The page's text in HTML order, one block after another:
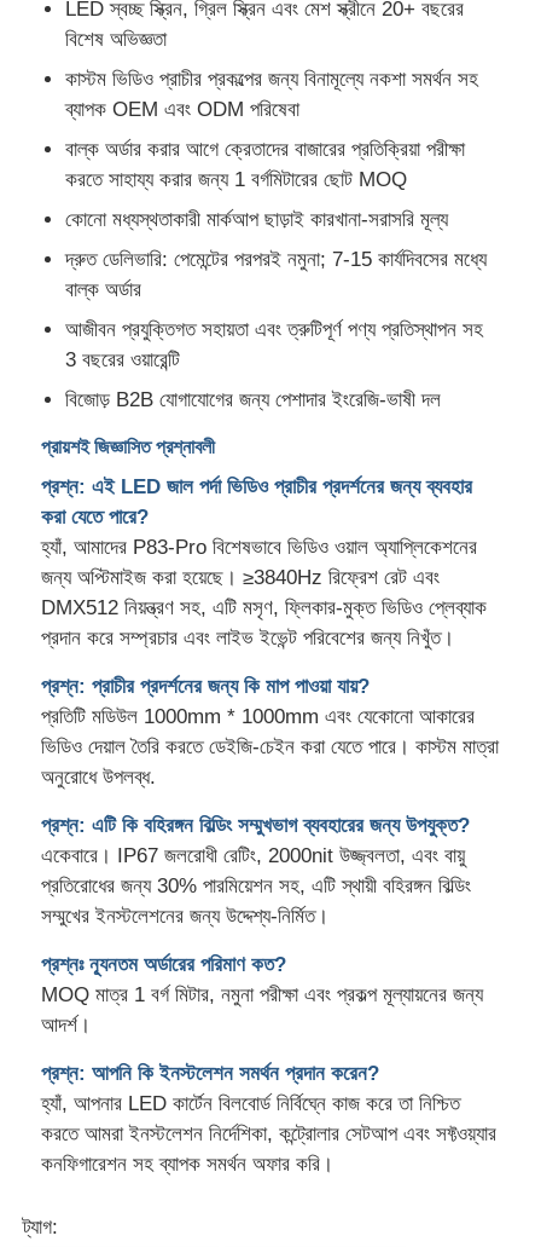
LED স্বচ্ছ স্ক্রিন, গ্রিল স্ক্রিন এবং মেশ স্ক্রীনে 20+ বছরের
বিশেষ অভিজ্ঞতা
কাস্টম ভিডিও প্রাচীর প্রকল্পের জন্য বিনামূল্যে নকশা সমর্থন সহ
ব্যাপক OEM এবং ODM পরিষেবা
বাল্ক অর্ডার করার আগে ক্রেতাদের বাজারের প্রতিক্রিয়া পরীক্ষা
করতে সাহায্য করার জন্য 1 বর্গমিটারের ছোট MOQ
কোনো মধ্যস্থতাকারী মার্কআপ ছাড়াই কারখানা-সরাসরি মূল্য
দ্রুত ডেলিভারি: পেমেন্টের পরপরই নমুনা; 7-15 কার্যদিবসের মধ্যে
বাল্ক অর্ডার
আজীবন প্রযুক্তিগত সহায়তা এবং ত্রুটিপূর্ণ পণ্য প্রতিস্থাপন সহ
3 বছরের ওয়ারেন্টি
বিজোড় B2B যোগাযোগের জন্য পেশাদার ইংরেজি-ভাষী দল
প্রায়শই জিজ্ঞাসিত প্রশ্নাবলী
প্রশ্ন: এই LED জাল পর্দা ভিডিও প্রাচীর প্রদর্শনের জন্য ব্যবহার
করা যেতে পারে?
হ্যাঁ, আমাদের P83-Pro বিশেষভাবে ভিডিও ওয়াল অ্যাপ্লিকেশনের
জন্য অপ্টিমাইজ করা হয়েছে। ≥3840Hz রিফ্রেশ রেট এবং
DMX512 নিয়ন্ত্রণ সহ, এটি মসৃণ, ফ্লিকার-মুক্ত ভিডিও প্লেব্যাক
প্রদান করে সম্প্রচার এবং লাইভ ইভেন্ট পরিবেশের জন্য নিখুঁত।
প্রশ্ন: প্রাচীর প্রদর্শনের জন্য কি মাপ পাওয়া যায়?
প্রতিটি মডিউল 1000mm * 1000mm এবং যেকোনো আকারের
ভিডিও দেয়াল তৈরি করতে ডেইজি-চেইন করা যেতে পারে। কাস্টম মাত্রা
অনুরোধে উপলব্ধ.
প্রশ্ন: এটি কি বহিরঙ্গন বিল্ডিং সম্মুখভাগ ব্যবহারের জন্য উপযুক্ত?
একেবারে। IP67 জলরোধী রেটিং, 2000nit উজ্জ্বলতা, এবং বায়ু
প্রতিরোধের জন্য 30% পারমিয়েশন সহ, এটি স্থায়ী বহিরঙ্গন বিল্ডিং
সম্মুখের ইনস্টলেশনের জন্য উদ্দেশ্য-নির্মিত।
প্রশ্নঃ ন্যূনতম অর্ডারের পরিমাণ কত?
MOQ মাত্র 1 বর্গ মিটার, নমুনা পরীক্ষা এবং প্রকল্প মূল্যায়নের জন্য
আদর্শ।
প্রশ্ন: আপনি কি ইনস্টলেশন সমর্থন প্রদান করেন?
হ্যাঁ, আপনার LED কার্টেন বিলবোর্ড নির্বিঘ্নে কাজ করে তা নিশ্চিত
করতে আমরা ইনস্টলেশন নির্দেশিকা, কন্ট্রোলার সেটআপ এবং সফ্টওয়্যার
কনফিগারেশন সহ ব্যাপক সমর্থন অফার করি।
ট্যাগ: